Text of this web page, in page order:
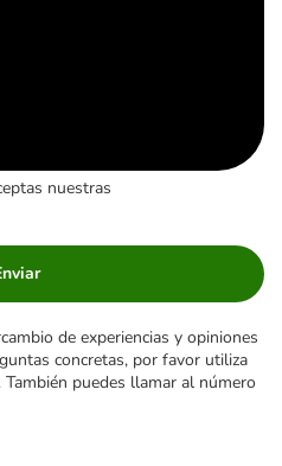
nuestras
de experiencias y opiniones
concretas, por favor utiliza
. También puedes llamar al número